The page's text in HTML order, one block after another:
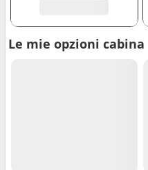
Le mie opzioni cabina